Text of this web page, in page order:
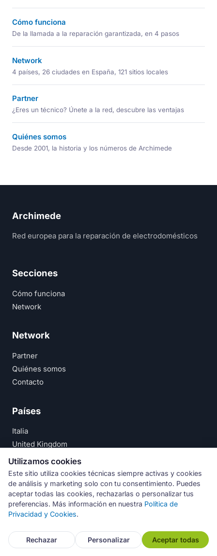
Cómo funciona
De la llamada a la reparación garantizada, en 4 pasos
Network
4 países, 26 ciudades en España, 121 sitios locales
Partner
¿Eres un técnico? Únete a la red, descubre las ventajas
Quiénes somos
Desde 2001, la historia y los números de Archimede
Archimede
Red europea para la reparación de electrodomésticos
Secciones
Cómo funciona
Network
Network
Partner
Quiénes somos
Contacto
Países
Italia
United Kingdom
Deutschland
España
© Numeri Primi Srl — P.IVA IT11621120960 ·Aviso Legal
·Política de Privacidad
Utilizamos cookies
Este sitio utiliza cookies técnicas siempre activas y cookies
de análisis y marketing solo con tu consentimiento. Puedes
aceptar todas las cookies, rechazarlas o personalizar tus
preferencias. Más información en nuestra Política de
Privacidad y Cookies.
Rechazar Personalizar Aceptar todas